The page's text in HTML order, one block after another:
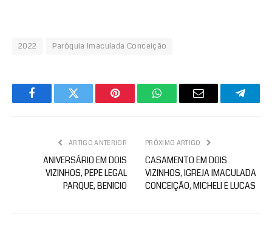
2022 Paróquia Imaculada Conceição
FacebookTwitter Pinterest WhatsAppEmail
ARTIGO ANTERIOR
ANIVERSÁRIO EM DOIS
VIZINHOS, PEPE LEGAL
PARQUE, BENICIO
PRÓXIMO ARTIGO
CASAMENTO EM DOIS
VIZINHOS, IGREJA IMACULADA
CONCEIÇÃO, MICHELI E LUCAS